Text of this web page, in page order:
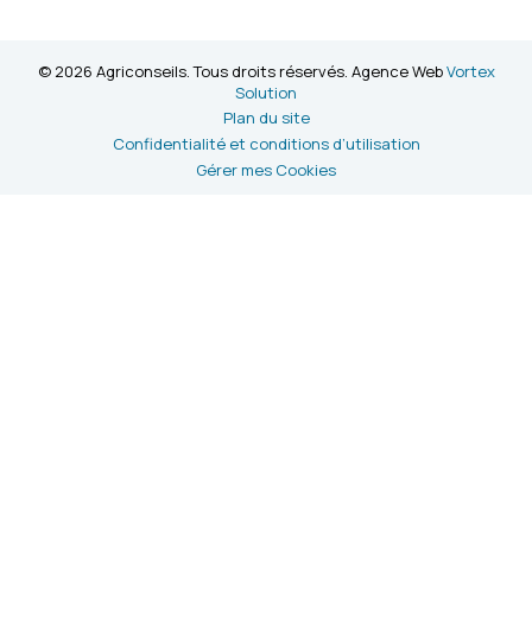
© 2026 Agriconseils. Tous droits réservés. Agence WebVortex
Solution
Plan du site
Confidentialité et conditions d’utilisation
Gérer mes Cookies